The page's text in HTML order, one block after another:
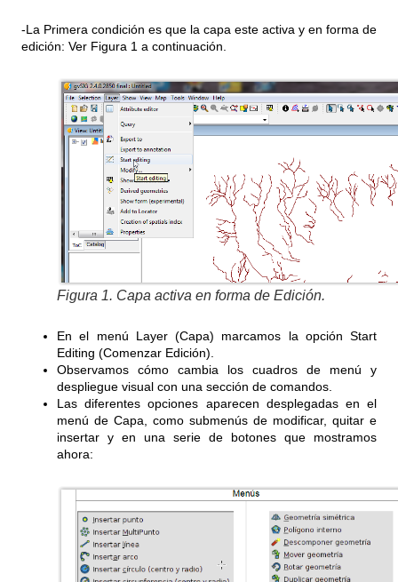
-La Primera condición es que la capa este activa y en forma de
edición: Ver Figura 1 a continuación.
Figura 1. Capa activa en forma de Edición.
En el menú Layer (Capa) marcamos la opción Start
Editing (Comenzar Edición).
Observamos cómo cambia los cuadros de menú y
despliegue visual con una sección de comandos.
Las diferentes opciones aparecen desplegadas en el
menú de Capa, como submenús de modificar, quitar e
insertar y en una serie de botones que mostramos
ahora: